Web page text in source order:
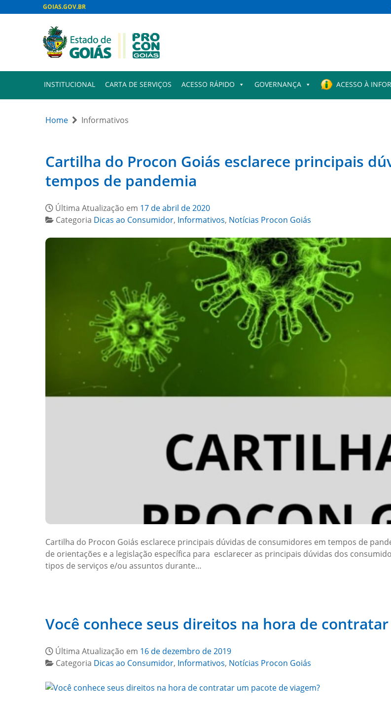
GOIAS.GOV.BR
INSTITUCIONAL CARTA DE SERVIÇOS ACESSO RÁPIDO GOVERNANÇA ACESSO À
Home Informativos
Cartilha do Procon Goiás esclarece principais
tempos de pandemia
Última Atualização em 17 de abril de 2020
Categoria Dicas ao Consumidor, Informativos, Notícias Procon Goiás
Cartilha do Procon Goiás esclarece principais dúvidas de consumidores em tempos de
de orientações e a legislação específica para esclarecer as principais dúvidas dos
tipos de serviços e/ou assuntos durante…
Você conhece seus direitos na hora de
Última Atualização em 16 de dezembro de 2019
Categoria Dicas ao Consumidor, Informativos, Notícias Procon Goiás